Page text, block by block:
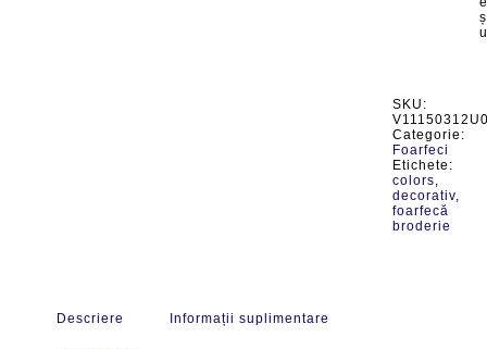
SKU:
Categorie:
Foarfeci
Etichete:
colors,
decorativ,
foarfecă
broderie
Descriere Informații suplimentare